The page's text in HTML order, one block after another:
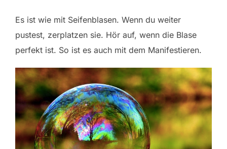
Es ist wie mit Seifenblasen. Wenn du weiter
pustest, zerplatzen sie. Hör auf, wenn die Blase
perfekt ist. So ist es auch mit dem Manifestieren.